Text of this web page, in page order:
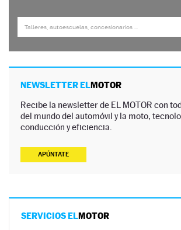
NEWSLETTER ELMOTOR
Recibe la newsletter de EL MOTOR con
del mundo del automóvil y la moto,
conducción y eficiencia.
APÚNTATE
SERVICIOS ELMOTOR